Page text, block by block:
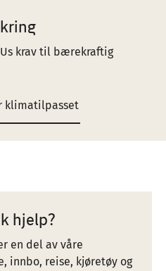
krav til bærekraftig
klimatilpasset
hjelp?
en del av våre
innbo, reise, kjøretøy og